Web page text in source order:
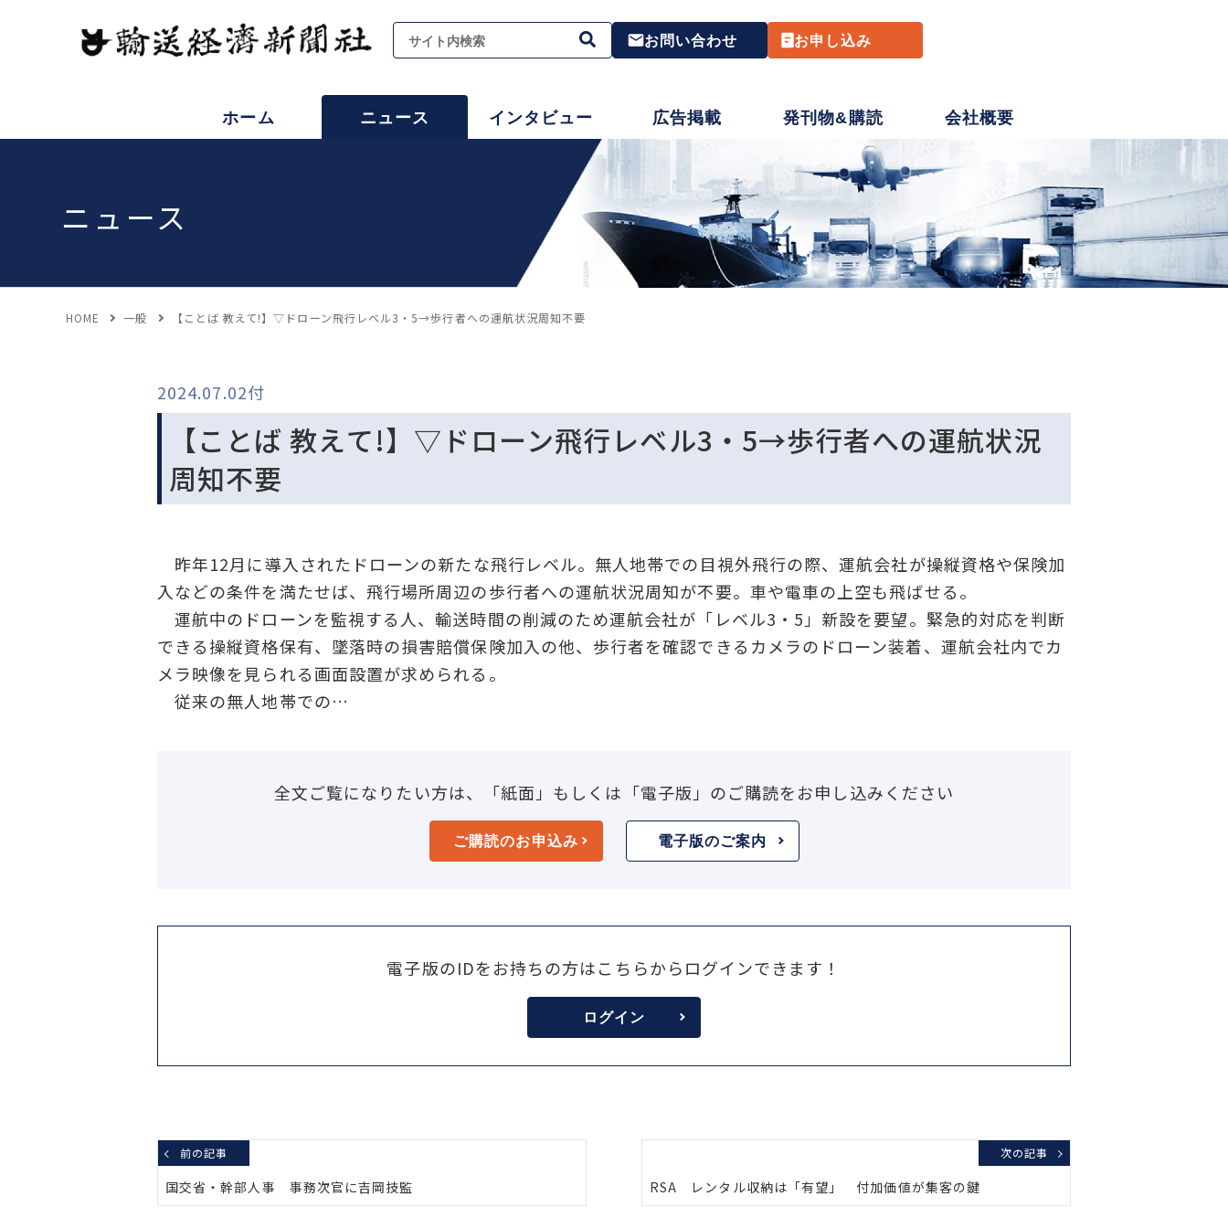
お問い合わせ お申し込み
ホーム ニュース インタビュー 広告掲載 発刊物&購読 会社概要
ニュース
HOME 一般 【ことば 教えて!】▽ドローン飛行レベル3・5→歩行者への運航状況周知不要
2024.07.02付
【ことば 教えて!】▽ドローン飛行レベル3・5→歩行者への運航状況
周知不要
昨年12月に導入されたドローンの新たな飛行レベル。無人地帯での目視外飛行の際、運航会社が操縦資格や保険加
入などの条件を満たせば、飛行場所周辺の歩行者への運航状況周知が不要。車や電車の上空も飛ばせる。
運航中のドローンを監視する人、輸送時間の削減のため運航会社が「レベル3・5」新設を要望。緊急的対応を判断
できる操縦資格保有、墜落時の損害賠償保険加入の他、歩行者を確認できるカメラのドローン装着、運航会社内でカ
メラ映像を見られる画面設置が求められる。
従来の無人地帯での…
全文ご覧になりたい方は、「紙面」もしくは「電子版」のご購読をお申し込みください
ご購読のお申込み 電子版のご案内
電子版のIDをお持ちの方はこちらからログインできます！
ログイン
前の記事
国交省・幹部人事 事務次官に吉岡技監
次の記事
RSA レンタル収納は「有望」 付加価値が集客の鍵